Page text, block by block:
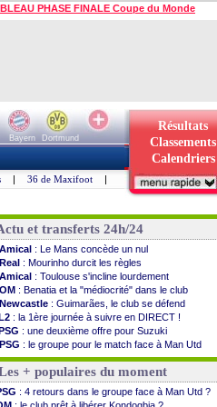
PHASE FINALE Coupe du Monde
Bayern
Dortmund
Résultats
Classements
Calendriers
| 36 de Maxifoot |
et transferts 24h/24
Amical : Le Mans concède un nul
Real : Mourinho durcit les règles
Amical : Toulouse s'incline lourdement
OM : Benatia et la "médiocrité" dans le club
Newcastle : Guimarães, le club se défend
: la 1ère journée à suivre en DIRECT !
: une deuxième offre pour Suzuki
PSG : le groupe pour le match face à Man Utd
OM: le jour où tout a basculé pour Benatia
Heracles: Reine-Adélaïde, le sort s'acharne...
Monaco: Mawissa a gravement blessé Uche
OM : accord avec la Real Sociedad pour Aguerd
+ populaires du moment
: 4 retours dans le groupe face à Man Utd ?